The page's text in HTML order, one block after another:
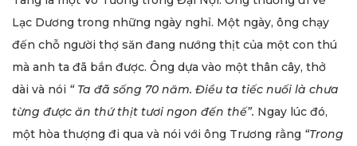
Lạc Dương trong những ngày nghỉ. Một ngày, ông chạy
đến chỗ người thợ săn đang nướng thịt của một con thú
mà anh ta đã bắn được. Ông dựa vào một thân cây, thở
dài và nói “ Ta đã sống 70 năm. Điều ta tiếc nuối là chưa
từng được ăn thứ thịt tươi ngon đến thế”. Ngay lúc đó,
một hòa thượng đi qua và nói với ông Trương rằng “Trong